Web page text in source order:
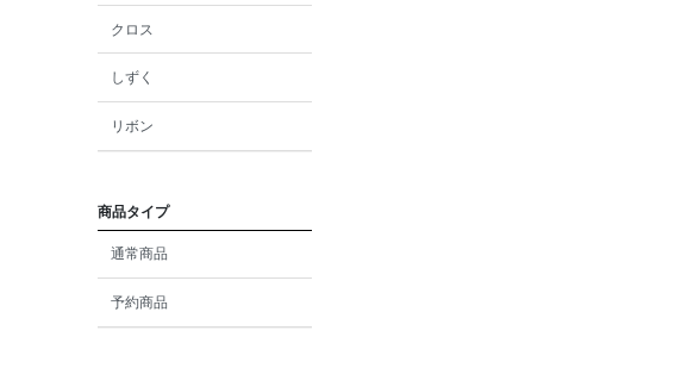
クロス
しずく
リボン
商品タイプ
通常商品
予約商品